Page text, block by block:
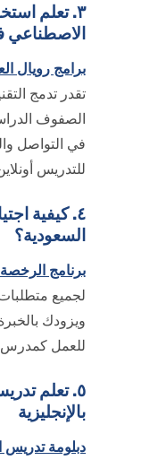
٣. تعلم
الاصطناعي
برامج رويال
تقدر تدمج
الصفوف
في التواصل
للتدريس
٤. كيفية
السعودية؟
برنامج
لجميع
ويزودك
للعمل كمدرس
٥. تعلم
بالإنجليزية
دبلومة تدريس